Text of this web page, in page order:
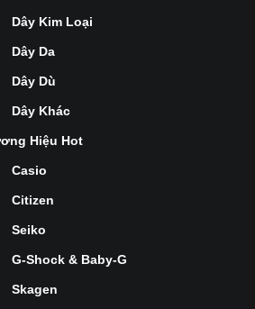
Dây Kim Loại
Dây Da
Dây Dù
Dây Khác
Hiệu Hot
Casio
Citizen
Seiko
G-Shock & Baby-G
Skagen